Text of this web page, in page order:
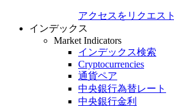
アクセスをリクエスト
インデックス
Market Indicators
インデックス検索
Cryptocurrencies
通貨ペア
中央銀行為替レート
中央銀行金利